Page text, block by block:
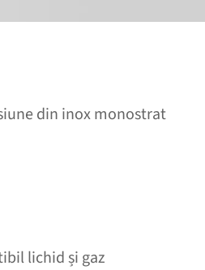
din inox monostrat
lichid și gaz